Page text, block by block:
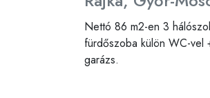
Nettó 86 m2-en 3
fürdőszoba külön WC-vel
garázs.